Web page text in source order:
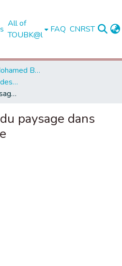
All of
TOUBK@l
FAQ CNRST
Université Sidi Mohamed Ben Abdellah de Fès
Faculté des Lettres et des Sciences Humaines - Dhar El Mahraz - Fès
Représentation du paysage dans l'œuvre poétique
paysage dans